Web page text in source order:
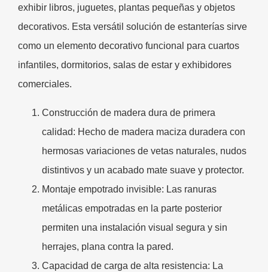
exhibir libros, juguetes, plantas pequeñas y objetos
decorativos. Esta versátil solución de estanterías sirve
como un elemento decorativo funcional para cuartos
infantiles, dormitorios, salas de estar y exhibidores
comerciales.
Construcción de madera dura de primera
calidad: Hecho de madera maciza duradera con
hermosas variaciones de vetas naturales, nudos
distintivos y un acabado mate suave y protector.
Montaje empotrado invisible: Las ranuras
metálicas empotradas en la parte posterior
permiten una instalación visual segura y sin
herrajes, plana contra la pared.
Capacidad de carga de alta resistencia: La